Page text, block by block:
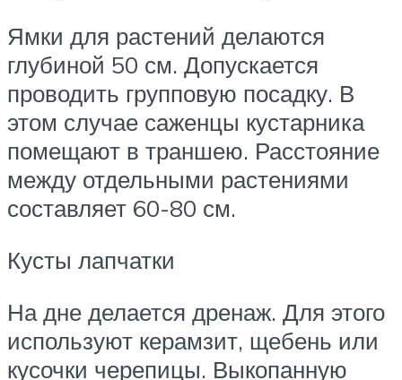
Ямки для растений делаются
глубиной 50 см. Допускается
проводить групповую посадку. В
этом случае саженцы кустарника
помещают в траншею. Расстояние
между отдельными растениями
составляет 60-80 см.
Кусты лапчатки
На дне делается дренаж. Для этого
используют керамзит, щебень или
кусочки черепицы. Выкопанную